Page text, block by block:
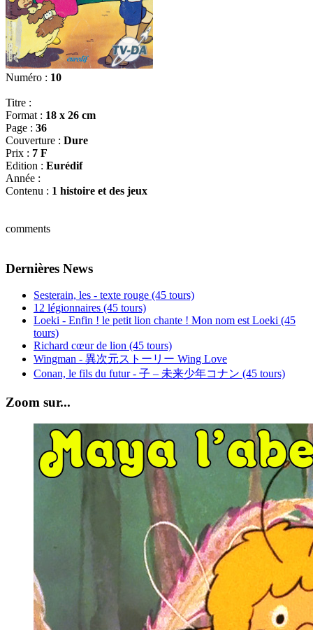
Numéro : 10
Titre :
Format : 18 x 26 cm
Page : 36
Couverture : Dure
Prix : 7 F
Edition : Eurédif
Année :
Contenu : 1 histoire et des jeux
comments
Dernières News
Sesterain, les - texte rouge (45 tours)
12 légionnaires (45 tours)
Loeki - Enfin ! le petit lion chante ! Mon nom est Loeki (45
tours)
Richard cœur de lion (45 tours)
Wingman - 異次元ストーリー Wing Love
Conan, le fils du futur - 子 – 未来少年コナン (45 tours)
Zoom sur...